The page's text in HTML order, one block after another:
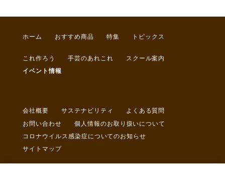
ホーム おすすめ商品 特集 トピックス
これ作ろう 手芸のあれこれ
スクール案内
イベント情報
会社概要 サステナビリティ
よくある質問
お問い合わせ
個人情報のお取り扱いについて
コロナウイルス感染症についてのお知らせ
サイトマップ